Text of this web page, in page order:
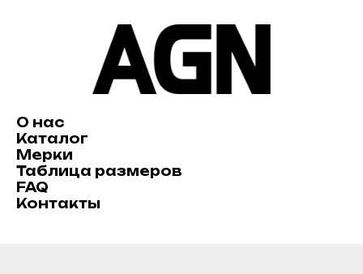
О нас
Каталог
Мерки
Таблица размеров
FAQ
Контакты